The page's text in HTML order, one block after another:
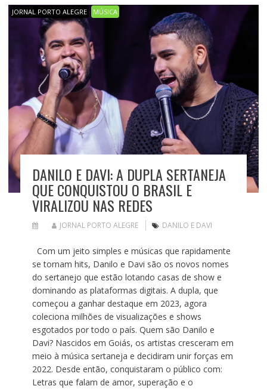
JORNAL PORTO ALEGRE MÚSICA
DANILO E DAVI: A DUPLA SERTANEJA
QUE CONQUISTOU O BRASIL E
VIRALIZOU NAS REDES
JORNAL PORTO ALEGRE DANILO E DAVI
Com um jeito simples e músicas que rapidamente
se tornam hits, Danilo e Davi são os novos nomes
do sertanejo que estão lotando casas de show e
dominando as plataformas digitais. A dupla, que
começou a ganhar destaque em 2023, agora
coleciona milhões de visualizações e shows
esgotados por todo o país. Quem são Danilo e
Davi? Nascidos em Goiás, os artistas cresceram em
meio à música sertaneja e decidiram unir forças em
2022. Desde então, conquistaram o público com:
Letras que falam de amor, superação e o